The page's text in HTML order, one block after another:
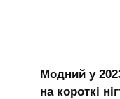
Модний у
на короткі